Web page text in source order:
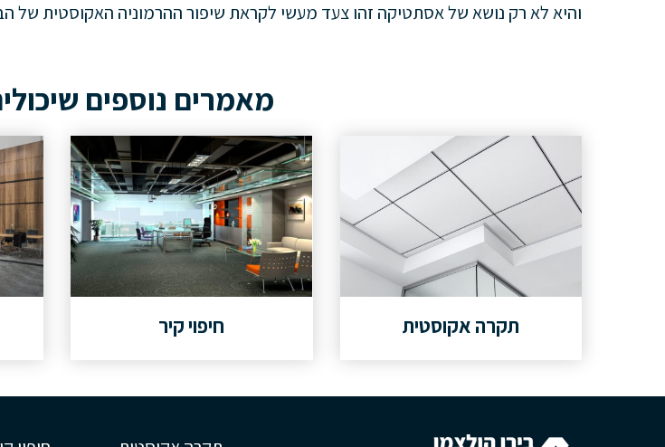
והיא לא רק נושא של אסתטיקה זהו צעד מעשי לקראת שיפור ההרמוניה האקוסטית של
מאמרים נוספים
תקרה אקוסטית חיפוי קיר